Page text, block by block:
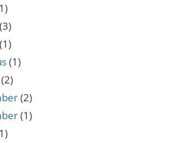
(3)
(1)
(1)
(2)
(2)
(1)